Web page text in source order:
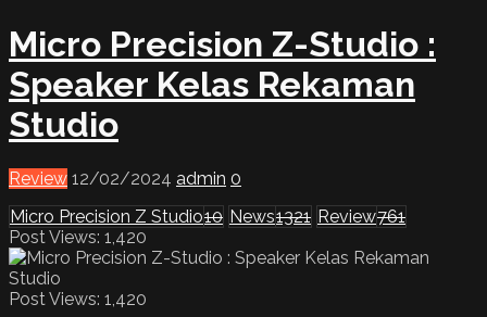
Micro Precision Z-Studio :
Speaker Kelas Rekaman
Studio
Review 12/02/2024 admin 0
Micro Precision Z Studio10 News1321 Review761
Post Views: 1,420
Post Views: 1,420